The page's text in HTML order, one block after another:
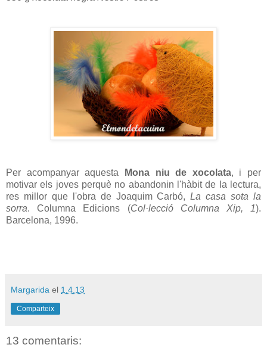
Per acompanyar aquesta Mona niu de xocolata, i per
motivar els joves perquè no abandonin l'hàbit de la lectura,
res millor que l'obra de Joaquim Carbó,La casa sota la
sorra. Columna Edicions (Col·lecció Columna Xip, 1).
Barcelona, 1996.
Margarida el 1.4.13
Comparteix
13 comentaris: